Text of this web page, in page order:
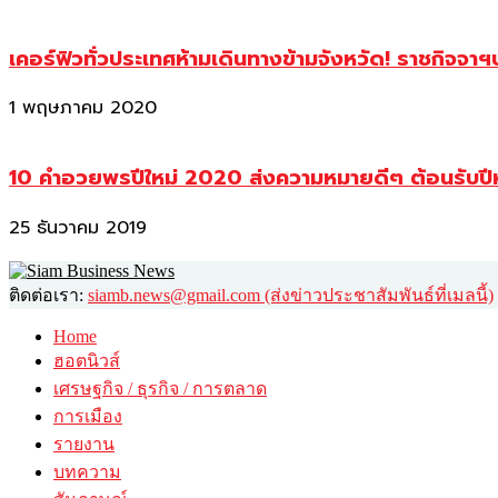
เคอร์ฟิวทั่วประเทศห้ามเดินทางข้ามจังหวัด! ราชกิจจา
1 พฤษภาคม 2020
10 คำอวยพรปีใหม่ 2020 ส่งความหมายดีๆ ต้อนรับ
25 ธันวาคม 2019
ติดต่อเรา: siamb.news@gmail.com (ส่งข่าวประชาสัมพันธ์ที่เมลนี้)
Home
ฮอตนิวส์
เศรษฐกิจ / ธุรกิจ / การตลาด
การเมือง
รายงาน
บทความ